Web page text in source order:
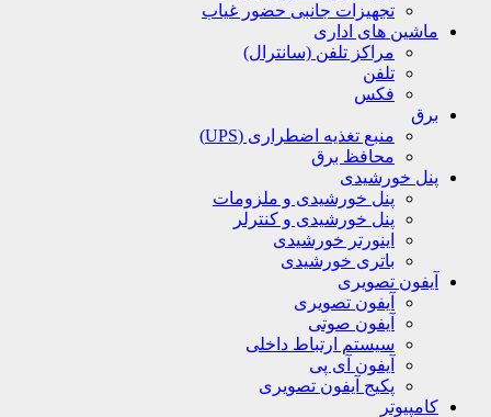
تجهیزات جانبی حضور غیاب
ماشین های اداری
مراکز تلفن (سانترال)
تلفن
فکس
برق
منبع تغذیه اضطراری (UPS)
محافظ برق
پنل خورشیدی
پنل خورشیدی و ملزومات
پنل خورشیدی و کنترلر
اینورتر خورشیدی
باتری خورشیدی
آیفون تصویری
آیفون تصویری
آیفون صوتی
سیستم ارتباط داخلی
آیفون آی پی
پکیج آیفون تصویری
کامپیوتر